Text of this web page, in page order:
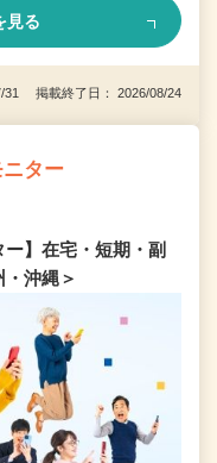
見る
31 掲載終了日： 2026/08/24
ター
ー】在宅・短期・副
沖縄＞